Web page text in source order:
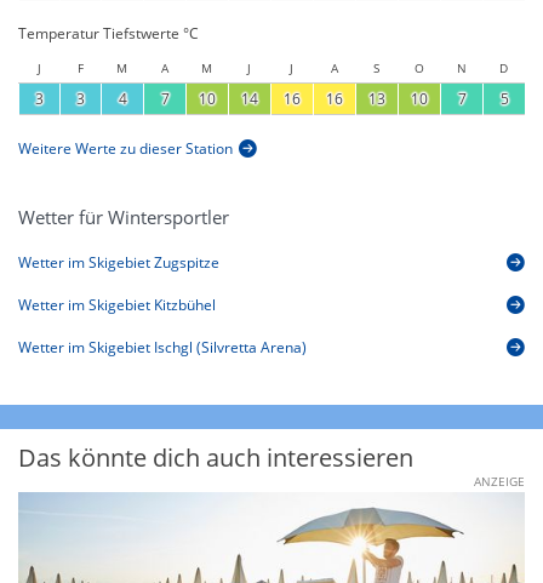
Temperatur Tiefstwerte °C
J F M A M J J A S O N D
3 3 4 7 10 14 16 16 13 10 7 5
Weitere Werte zu dieser Station
Wetter für Wintersportler
Wetter im Skigebiet Zugspitze
Wetter im Skigebiet Kitzbühel
Wetter im Skigebiet Ischgl (Silvretta Arena)
Das könnte dich auch interessieren
ANZEIGE